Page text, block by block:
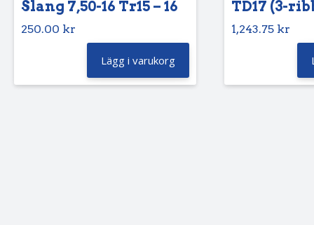
Slang 7,50-16 Tr15 – 16
250.00 kr
Lägg i varukorg
TD17 (3-
1,243.75 kr